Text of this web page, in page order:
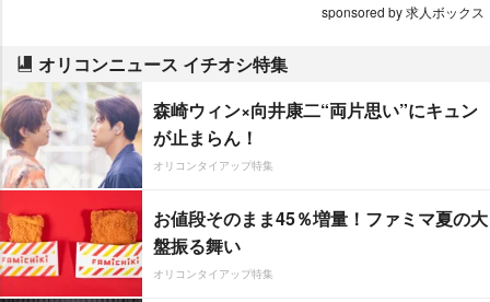
sponsored by 求人ボックス
オリコンニュース イチオシ特集
森崎ウィン×向井康二“両片思い”にキュン
が止まらん！
オリコンタイアップ特集
お値段そのまま45％増量！ファミマ夏の大
盤振る舞い
オリコンタイアップ特集